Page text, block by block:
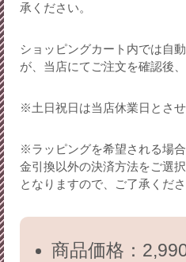
承ください。
ショッピングカート内では自
が、当店にてご注文を確認後
※土日祝日は当店休業日とさせ
※ラッピングを希望される場
金引換以外の決済方法をご選
となりますので、ご了承くださ
商品価格：